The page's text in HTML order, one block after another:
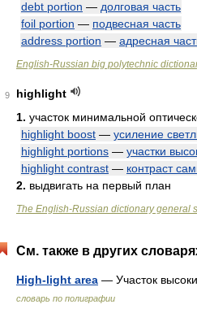
debt portion — долговая часть
foil portion — подвесная часть
address portion — адресная
English-Russian big polytechnic
9
highlight
1. участок минимальной
highlight boost — усиление
highlight portions — участки
highlight contrast — контраст
2. выдвигать на первый план
The English-Russian dictionary general
См. также в других
High-light area — Участок
словарь по полиграфии